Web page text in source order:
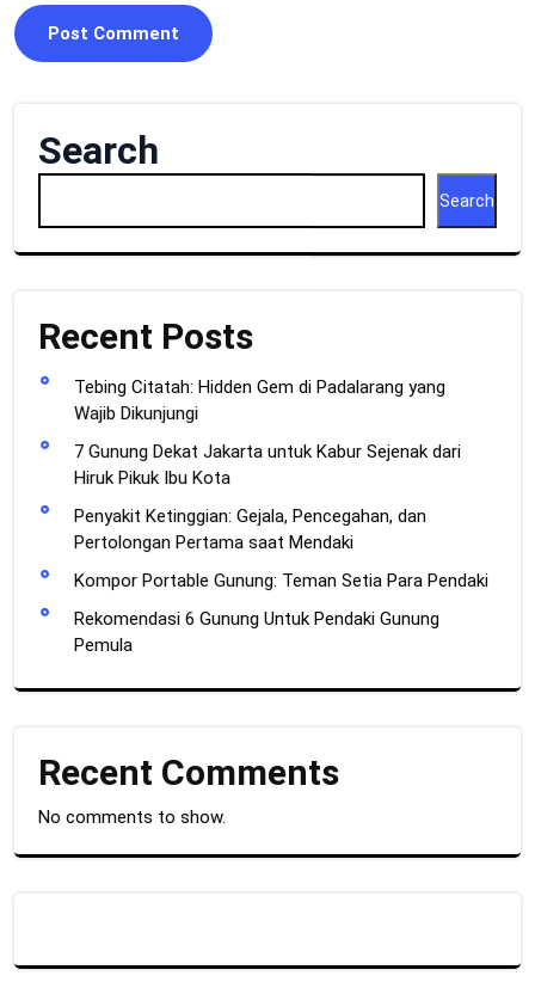
Search
Search
Recent Posts
Tebing Citatah: Hidden Gem di Padalarang yang
Wajib Dikunjungi
7 Gunung Dekat Jakarta untuk Kabur Sejenak dari
Hiruk Pikuk Ibu Kota
Penyakit Ketinggian: Gejala, Pencegahan, dan
Pertolongan Pertama saat Mendaki
Kompor Portable Gunung: Teman Setia Para Pendaki
Rekomendasi 6 Gunung Untuk Pendaki Gunung
Pemula
Recent Comments
No comments to show.